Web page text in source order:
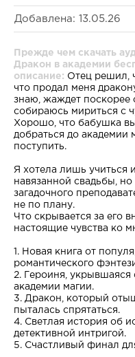
Добавлена: 13.05.26
Прежде чем скачать
Дракон в академии
описание: Отец решил,
что продал меня
знаю, жаждет поскорее
собираюсь мириться с
Хорошо, что бабушка
добраться до академии
поступить.
Я хотела лишь учиться
навязанной свадьбы,
загадочного
не по плану.
Что скрывается за его
настоящие чувства ко
1. Новая книга от
романтического
2. Героиня, укрывшаяся
академии магии.
3. Дракон, который
пыталась спрятаться.
4. Светлая история об
детективной интригой.
5. Счастливый финал